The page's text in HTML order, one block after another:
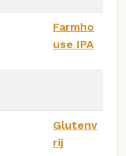
Farmho
use IPA
Glutenv
rij